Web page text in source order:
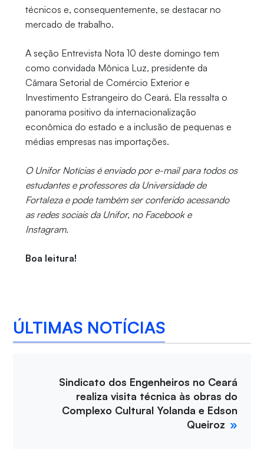
técnicos e, consequentemente, se destacar no
mercado de trabalho.
A seção Entrevista Nota 10 deste domingo tem
como convidada Mônica Luz, presidente da
Câmara Setorial de Comércio Exterior e
Investimento Estrangeiro do Ceará. Ela ressalta o
panorama positivo da internacionalização
econômica do estado e a inclusão de pequenas e
médias empresas nas importações.
O Unifor Notícias é enviado por e-mail para todos os
estudantes e professores da Universidade de
Fortaleza e pode também ser conferido acessando
as redes sociais da Unifor, no Facebook e
Instagram.
Boa leitura!
ÚLTIMAS NOTÍCIAS
Sindicato dos Engenheiros no Ceará
realiza visita técnica às obras do
Complexo Cultural Yolanda e Edson
Queiroz